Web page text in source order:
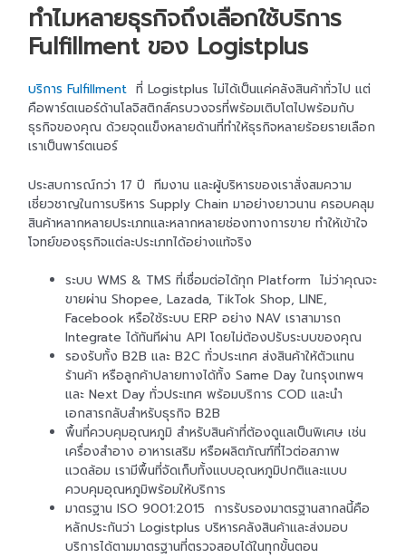
ทำไมหลายธุรกิจถึงเลือกใช้บริการ
Fulfillment ของ Logistplus
บริการ Fulfillment ที่ Logistplus ไม่ได้เป็นแค่คลังสินค้าทั่วไป แต่
คือพาร์ตเนอร์ด้านโลจิสติกส์ครบวงจรที่พร้อมเติบโตไปพร้อมกับ
ธุรกิจของคุณ ด้วยจุดแข็งหลายด้านที่ทำให้ธุรกิจหลายร้อยรายเลือก
เราเป็นพาร์ตเนอร์
ประสบการณ์กว่า 17 ปี ทีมงาน และผู้บริหารของเราสั่งสมความ
เชี่ยวชาญในการบริหาร Supply Chain มาอย่างยาวนาน ครอบคลุม
สินค้าหลากหลายประเภทและหลากหลายช่องทางการขาย ทำให้เข้าใจ
โจทย์ของธุรกิจแต่ละประเภทได้อย่างแท้จริง
ระบบ WMS & TMS ที่เชื่อมต่อได้ทุก Platform ไม่ว่าคุณจะ
ขายผ่าน Shopee, Lazada, TikTok Shop, LINE,
Facebook หรือใช้ระบบ ERP อย่าง NAV เราสามารถ
Integrate ได้ทันทีผ่าน API โดยไม่ต้องปรับระบบของคุณ
รองรับทั้ง B2B และ B2C ทั่วประเทศ ส่งสินค้าให้ตัวแทน
ร้านค้า หรือลูกค้าปลายทางได้ทั้ง Same Day ในกรุงเทพฯ
และ Next Day ทั่วประเทศ พร้อมบริการ COD และนำ
เอกสารกลับสำหรับธุรกิจ B2B
พื้นที่ควบคุมอุณหภูมิ สำหรับสินค้าที่ต้องดูแลเป็นพิเศษ เช่น
เครื่องสำอาง อาหารเสริม หรือผลิตภัณฑ์ที่ไวต่อสภาพ
แวดล้อม เรามีพื้นที่จัดเก็บทั้งแบบอุณหภูมิปกติและแบบ
ควบคุมอุณหภูมิพร้อมให้บริการ
มาตรฐาน ISO 9001:2015 การรับรองมาตรฐานสากลนี้คือ
หลักประกันว่า Logistplus บริหารคลังสินค้าและส่งมอบ
บริการได้ตามมาตรฐานที่ตรวจสอบได้ในทุกขั้นตอน